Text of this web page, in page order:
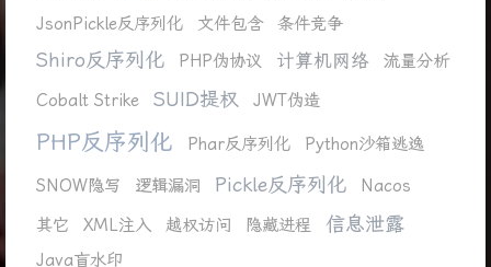
JsonPickle反序列化
文件包含 条件竞争
Shiro反序列化 PHP伪协议 计算机网络
流量分析
Cobalt Strike
SUID提权 JWT伪造
PHP反序列化 Phar反序列化 Python沙箱逃逸
SNOW隐写 逻辑漏洞 Pickle反序列化
Nacos
其它
XML注入 越权访问 隐藏进程 信息泄露
Java盲水印